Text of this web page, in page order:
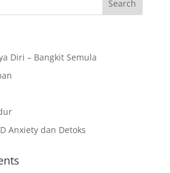
Diri – Bangkit Semula
Anxiety dan Detoks